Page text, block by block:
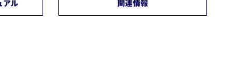
ル 関連情報